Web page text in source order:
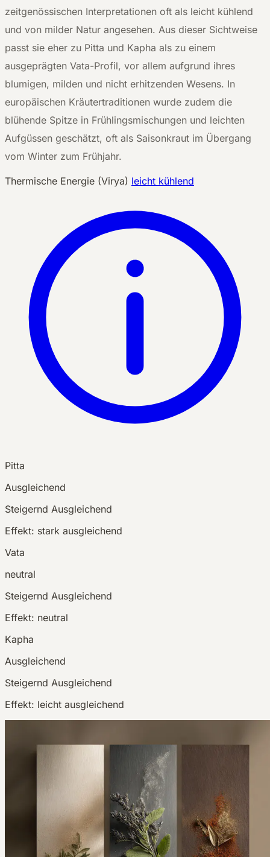
zeitgenössischen Interpretationen oft als leicht kühlend
und von milder Natur angesehen. Aus dieser Sichtweise
passt sie eher zu Pitta und Kapha als zu einem
ausgeprägten Vata-Profil, vor allem aufgrund ihres
blumigen, milden und nicht erhitzenden Wesens. In
europäischen Kräutertraditionen wurde zudem die
blühende Spitze in Frühlingsmischungen und leichten
Aufgüssen geschätzt, oft als Saisonkraut im Übergang
vom Winter zum Frühjahr.
Thermische Energie (Virya) leicht kühlend
Pitta
Ausgleichend
Steigernd Ausgleichend
Effekt: stark ausgleichend
Vata
neutral
Steigernd Ausgleichend
Effekt: neutral
Kapha
Ausgleichend
Steigernd Ausgleichend
Effekt: leicht ausgleichend